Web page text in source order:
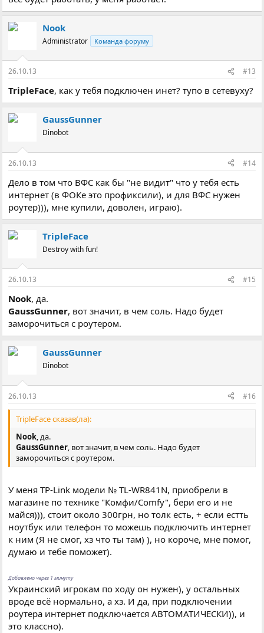
Nook
Administrator Команда форуму
26.10.13 #13
TripleFace, как у тебя подключен инет? тупо в сетевуху?
GaussGunner
Dinobot
26.10.13 #14
Дело в том что ВФС как бы "не видит" что у тебя есть
интернет (в ФОКе это профиксили), и для ВФС нужен
роутер))), мне купили, доволен, играю).
TripleFace
Destroy with fun!
26.10.13 #15
Nook, да.
GaussGunner, вот значит, в чем соль. Надо будет
заморочиться с роутером.
GaussGunner
Dinobot
26.10.13 #16
TripleFace сказав(ла):
Nook , да.
GaussGunner , вот значит, в чем соль. Надо будет
заморочиться с роутером.
У меня TP-Link модели № TL-WR841N, приобрели в
магазине по технике "Комфи/Comfy", бери его и не
майся))), стоит около 300грн, но толк есть, + если естть
ноутбук или телефон то можешь подключить интернет
к ним (Я не смог, хз что ты там) ), но короче, мне помог,
думаю и тебе поможет).
Добавлено через 1 минуту
Украинский игрокам по ходу он нужен), у остальных
вроде всё нормально, а хз. И да, при подключении
роутера интернет подключается АВТОМАТИЧЕСКИ)), и
это классно).